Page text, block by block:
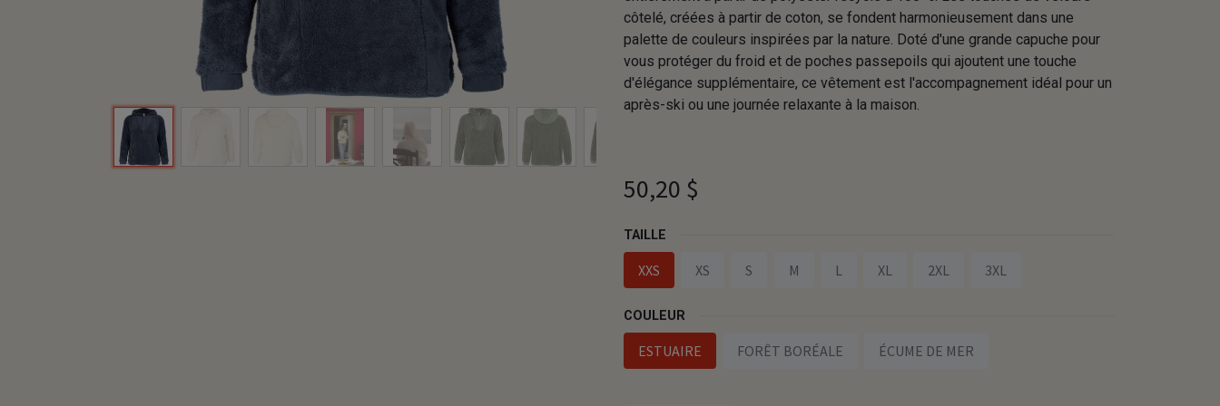
côtelé, créées à partir de coton, se fondent harmonieusement dans une
palette de couleurs inspirées par la nature. Doté d'une grande capuche pour
vous protéger du froid et de poches passepoils qui ajoutent une touche
d'élégance supplémentaire, ce vêtement est l'accompagnement idéal pour un
après-ski ou une journée relaxante à la maison.
50,20 $
TAILLE
XXS XS S M L XL 2XL 3XL
COULEUR
ESTUAIRE FORÊT BORÉALE ÉCUME DE MER